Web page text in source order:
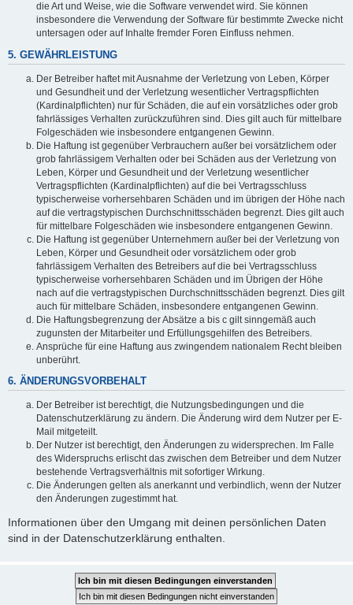
die Art und Weise, wie die Software verwendet wird. Sie können
insbesondere die Verwendung der Software für bestimmte Zwecke nicht
untersagen oder auf Inhalte fremder Foren Einfluss nehmen.
5. GEWÄHRLEISTUNG
Der Betreiber haftet mit Ausnahme der Verletzung von Leben, Körper
und Gesundheit und der Verletzung wesentlicher Vertragspflichten
(Kardinalpflichten) nur für Schäden, die auf ein vorsätzliches oder grob
fahrlässiges Verhalten zurückzuführen sind. Dies gilt auch für mittelbare
Folgeschäden wie insbesondere entgangenen Gewinn.
Die Haftung ist gegenüber Verbrauchern außer bei vorsätzlichem oder
grob fahrlässigem Verhalten oder bei Schäden aus der Verletzung von
Leben, Körper und Gesundheit und der Verletzung wesentlicher
Vertragspflichten (Kardinalpflichten) auf die bei Vertragsschluss
typischerweise vorhersehbaren Schäden und im übrigen der Höhe nach
auf die vertragstypischen Durchschnittsschäden begrenzt. Dies gilt auch
für mittelbare Folgeschäden wie insbesondere entgangenen Gewinn.
Die Haftung ist gegenüber Unternehmern außer bei der Verletzung von
Leben, Körper und Gesundheit oder vorsätzlichem oder grob
fahrlässigem Verhalten des Betreibers auf die bei Vertragsschluss
typischerweise vorhersehbaren Schäden und im Übrigen der Höhe
nach auf die vertragstypischen Durchschnittsschäden begrenzt. Dies gilt
auch für mittelbare Schäden, insbesondere entgangenen Gewinn.
Die Haftungsbegrenzung der Absätze a bis c gilt sinngemäß auch
zugunsten der Mitarbeiter und Erfüllungsgehilfen des Betreibers.
Ansprüche für eine Haftung aus zwingendem nationalem Recht bleiben
unberührt.
6. ÄNDERUNGSVORBEHALT
Der Betreiber ist berechtigt, die Nutzungsbedingungen und die
Datenschutzerklärung zu ändern. Die Änderung wird dem Nutzer per E-
Mail mitgeteilt.
Der Nutzer ist berechtigt, den Änderungen zu widersprechen. Im Falle
des Widerspruchs erlischt das zwischen dem Betreiber und dem Nutzer
bestehende Vertragsverhältnis mit sofortiger Wirkung.
Die Änderungen gelten als anerkannt und verbindlich, wenn der Nutzer
den Änderungen zugestimmt hat.
Informationen über den Umgang mit deinen persönlichen Daten
sind in der Datenschutzerklärung enthalten.